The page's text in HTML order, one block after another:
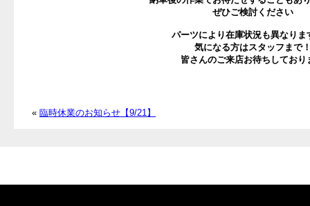
ぜひご検討ください
パーツにより在庫状況も異なりま
気になる方はスタッフまで
皆さんのご来店お待ちしており
« 臨時休業のお知らせ【9/21】